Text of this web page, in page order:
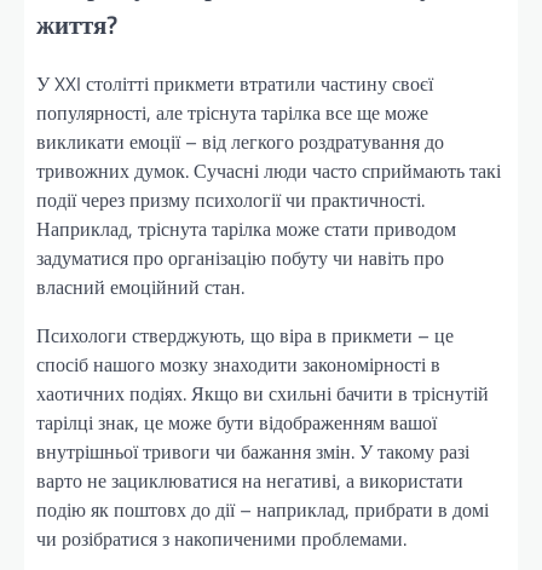
життя?
У XXI столітті прикмети втратили частину своєї
популярності, але тріснута тарілка все ще може
викликати емоції – від легкого роздратування до
тривожних думок. Сучасні люди часто сприймають такі
події через призму психології чи практичності.
Наприклад, тріснута тарілка може стати приводом
задуматися про організацію побуту чи навіть про
власний емоційний стан.
Психологи стверджують, що віра в прикмети – це
спосіб нашого мозку знаходити закономірності в
хаотичних подіях. Якщо ви схильні бачити в тріснутій
тарілці знак, це може бути відображенням вашої
внутрішньої тривоги чи бажання змін. У такому разі
варто не зациклюватися на негативі, а використати
подію як поштовх до дії – наприклад, прибрати в домі
чи розібратися з накопиченими проблемами.